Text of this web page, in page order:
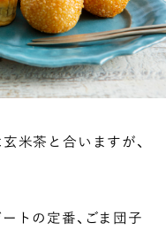
米茶と合いますが、
トの定番、ごま団子